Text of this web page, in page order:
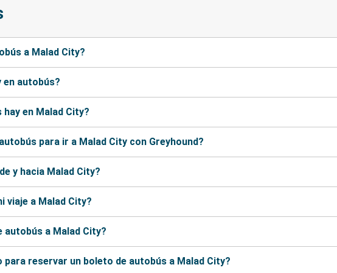
a Malad City?
en autobús?
en Malad City?
para ir a Malad City con Greyhound?
y hacia Malad City?
viaje a Malad City?
autobús a Malad City?
reservar un boleto de autobús a Malad City?